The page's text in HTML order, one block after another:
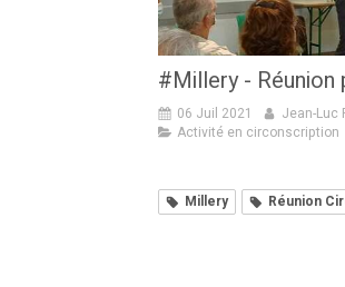
#Millery - Réunion
06 Juil 2021
Jean-Luc
Activité en circonscription
Millery Réunion